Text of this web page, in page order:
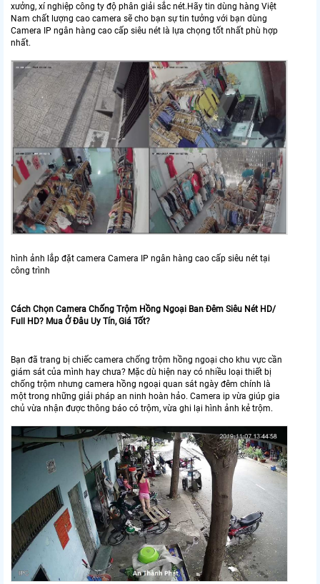
xưởng, xí nghiệp công ty độ phân giải sắc nét.Hãy tin dùng hàng Việt
Nam chất lượng cao camera sẽ cho bạn sự tin tưởng với bạn dùng
Camera IP ngân hàng cao cấp siêu nét là lựa chọng tốt nhất phù hợp
nhất.
hình ảnh lắp đặt camera Camera IP ngân hàng cao cấp siêu nét tại
công trình
Cách Chọn Camera Chống Trộm Hồng Ngoại Ban Đêm Siêu Nét HD/
Full HD? Mua Ở Đâu Uy Tín, Giá Tốt?
Bạn đã trang bị chiếc camera chống trộm hồng ngoại cho khu vực cần
giám sát của mình hay chưa? Mặc dù hiện nay có nhiều loại thiết bị
chống trộm nhưng camera hồng ngoại quan sát ngày đêm chính là
một trong những giải pháp an ninh hoàn hảo. Camera ip vừa giúp gia
chủ vừa nhận được thông báo có trộm, vừa ghi lại hình ảnh kẻ trộm.